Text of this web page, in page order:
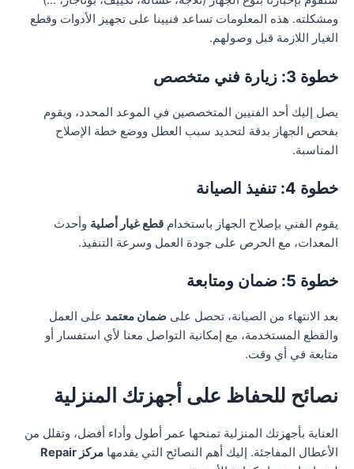
ومشكلته. هذه المعلومات تساعد فنيينا على تجهيز الأدوات وقطع
الغيار اللازمة قبل وصولهم.
خطوة 3: زيارة فني متخصص
يصل إليك أحد الفنيين المتخصصين في الموعد المحدد، ويقوم
بفحص الجهاز بدقة لتحديد سبب العطل ووضع خطة الإصلاح
المناسبة.
خطوة 4: تنفيذ الصيانة
يقوم الفني بإصلاح الجهاز باستخدام قطع غيار أصلية وأحدث
المعدات، مع الحرص على جودة العمل وسرعة التنفيذ.
خطوة 5: ضمان ومتابعة
بعد الانتهاء من الصيانة، تحصل على ضمان معتمد على العمل
والقطع المستخدمة، مع إمكانية التواصل معنا لأي استفسار أو
متابعة في أي وقت.
نصائح للحفاظ على أجهزتك المنزلية
العناية بأجهزتك المنزلية تمنحها عمر أطول وأداء أفضل، وتقلل من
الأعطال المفاجئة. إليك أهم النصائح التي يقدمها مركز Repair